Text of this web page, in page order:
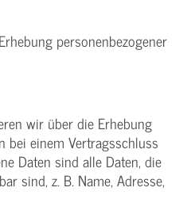
personenbezogener
wir über die Erhebung
bei einem Vertragsschluss
Daten sind alle Daten, die
sind, z. B. Name, Adresse,